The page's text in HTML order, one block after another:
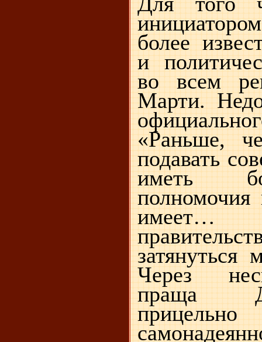
более
и
во всем
Марти.
«Раньше,
подавать
иметь
полномочия
затянуться
Через
праща